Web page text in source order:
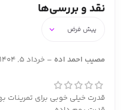
نقد و بررسی‌ها
مصیب احمد اده – خرداد 5, 1404
قدرت خیلی خوبی برای